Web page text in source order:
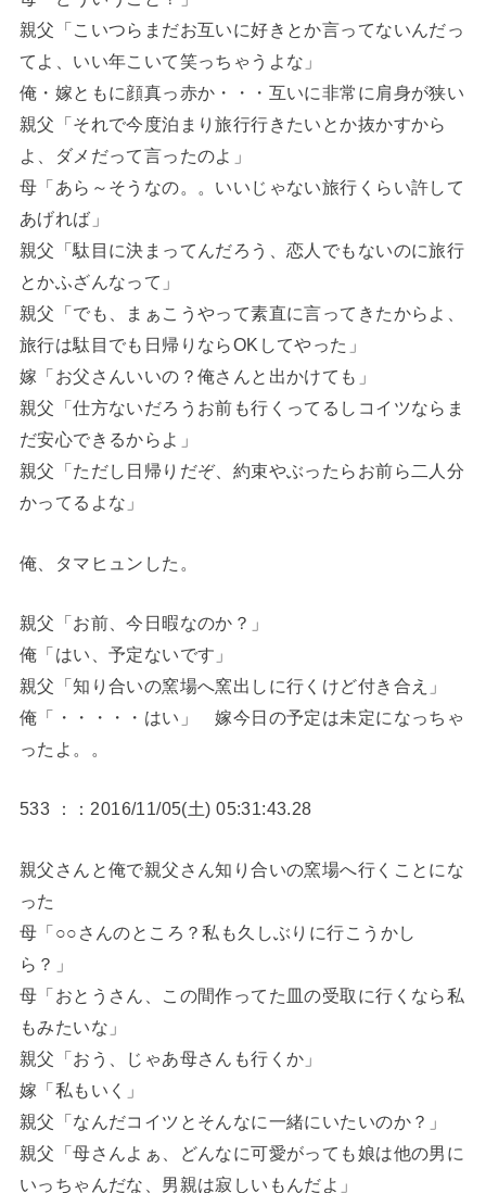
親父「こいつらまだお互いに好きとか言ってないんだっ
てよ、いい年こいて笑っちゃうよな」
俺・嫁ともに顔真っ赤か・・・互いに非常に肩身が狭い
親父「それで今度泊まり旅行行きたいとか抜かすから
よ、ダメだって言ったのよ」
母「あら～そうなの。。いいじゃない旅行くらい許して
あげれば」
親父「駄目に決まってんだろう、恋人でもないのに旅行
とかふざんなって」
親父「でも、まぁこうやって素直に言ってきたからよ、
旅行は駄目でも日帰りならOKしてやった」
嫁「お父さんいいの？俺さんと出かけても」
親父「仕方ないだろうお前も行くってるしコイツならま
だ安心できるからよ」
親父「ただし日帰りだぞ、約束やぶったらお前ら二人分
かってるよな」
俺、タマヒュンした。
親父「お前、今日暇なのか？」
俺「はい、予定ないです」
親父「知り合いの窯場へ窯出しに行くけど付き合え」
俺「・・・・・はい」 嫁今日の予定は未定になっちゃ
ったよ。。
533 ：：2016/11/05(土) 05:31:43.28
親父さんと俺で親父さん知り合いの窯場へ行くことにな
った
母「○○さんのところ？私も久しぶりに行こうかし
ら？」
母「おとうさん、この間作ってた皿の受取に行くなら私
もみたいな」
親父「おう、じゃあ母さんも行くか」
嫁「私もいく」
親父「なんだコイツとそんなに一緒にいたいのか？」
親父「母さんよぁ、どんなに可愛がっても娘は他の男に
いっちゃんだな、男親は寂しいもんだよ」